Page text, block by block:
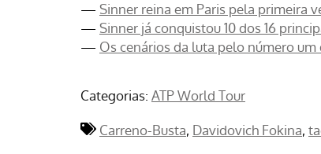
— Sinner reina em Paris pela primeira
— Sinner já conquistou 10 dos 16
— Os cenários da luta pelo número um
Categorias: ATP World Tour
Carreno-Busta Davidovich Fokina